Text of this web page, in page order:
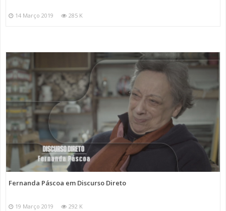
14 Março 2019 285 K
Fernanda Páscoa em Discurso Direto
19 Março 2019 292 K